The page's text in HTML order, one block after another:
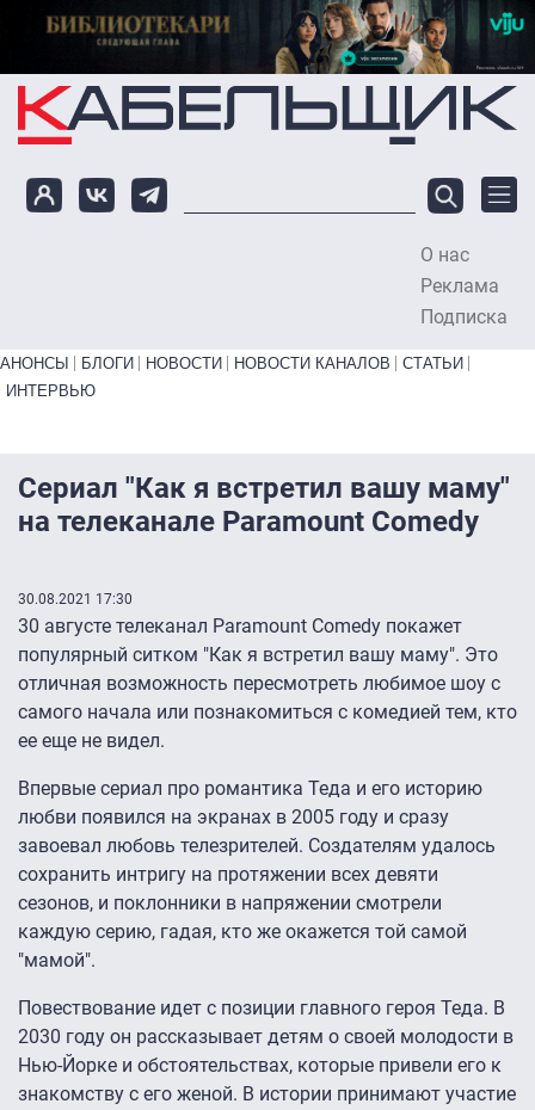
Перейти к основному содержанию
О нас
Реклама
Подписка
Primary links bottom
АНОНСЫ БЛОГИ НОВОСТИ НОВОСТИ КАНАЛОВ
СТАТЬИ
ИНТЕРВЬЮ
Сериал "Как я встретил вашу маму"
на телеканале Paramount Comedy
30.08.2021 17:30
30 августе телеканал Paramount Comedy покажет
популярный ситком "Как я встретил вашу маму". Это
отличная возможность пересмотреть любимое шоу с
самого начала или познакомиться с комедией тем, кто
ее еще не видел.
Впервые сериал про романтика Теда и его историю
любви появился на экранах в 2005 году и сразу
завоевал любовь телезрителей. Создателям удалось
сохранить интригу на протяжении всех девяти
сезонов, и поклонники в напряжении смотрели
каждую серию, гадая, кто же окажется той самой
"мамой".
Повествование идет с позиции главного героя Теда. В
2030 году он рассказывает детям о своей молодости в
Нью-Йорке и обстоятельствах, которые привели его к
знакомству с его женой. В истории принимают участие